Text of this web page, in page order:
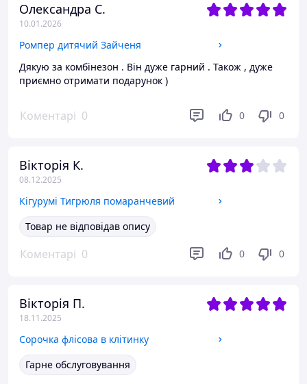
Олександра С.
10.01.2026
Ромпер дитячий Зайченя
Дякую за комбінезон . Він дуже гарний . Також , дуже
приємно отримати подарунок )
Коментарі 0 0 0
Вікторія К.
08.12.2025
Кігурумі Тигрюля помаранчевий
Товар не відповідав опису
Коментарі 0 0 0
Вікторія П.
18.11.2025
Сорочка флісова в клітинку
Гарне обслуговування